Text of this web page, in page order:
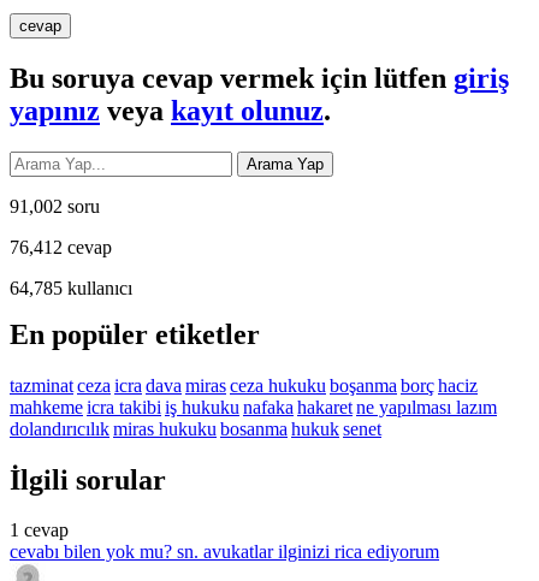
Bu soruya cevap vermek için lütfen giriş
yapınız veya kayıt olunuz.
91,002 soru
76,412 cevap
64,785 kullanıcı
En popüler etiketler
tazminatceza icra dava mirasceza hukuku boşanma borçhaciz
mahkemeicra takibi iş hukuku nafaka hakaretne yapılması lazım
dolandırıcılıkmiras hukuku bosanma hukuksenet
İlgili sorular
1 cevap
cevabı bilen yok mu? sn. avukatlar ilginizi rica ediyorum